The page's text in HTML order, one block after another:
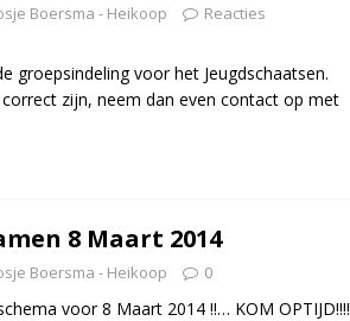
Boersma - Heikoop
Reacties
groepsindeling voor het Jeugdschaatsen.
zijn, neem dan even contact op met
8 Maart 2014
Boersma - Heikoop 0
voor 8 Maart 2014 !!… KOM OPTIJD!!!!